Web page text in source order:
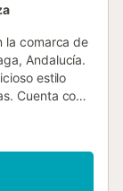
la comarca de
Andalucía.
estilo
Cuenta con
de
un
ventanas de